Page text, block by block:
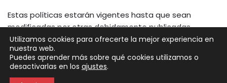
Estas políticas estarán vigentes hasta que sean
modificadas por otras debidamente publicadas.
Neve| Funciona gracias aWordPress
Política de Privacidad
Utilizamos cookies para ofrecerte la mejor experiencia en
nuestra web.
Puedes aprender más sobre qué cookies utilizamos o
desactivarlas en los ajustes.